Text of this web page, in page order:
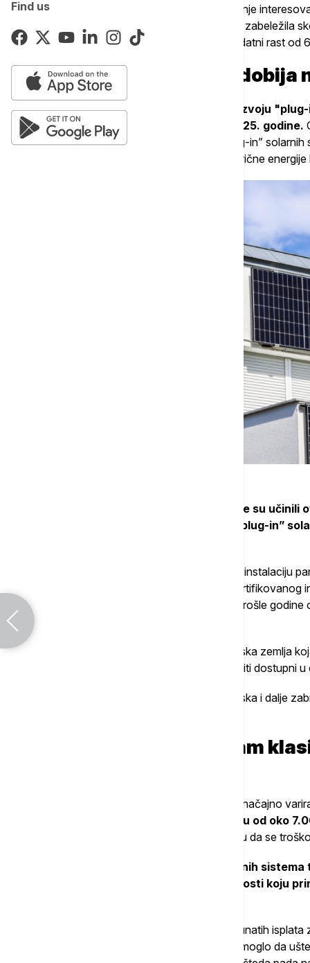
Find usGmbH takođe prijavio gotovo udvostručenje
Kraljevstvu, energetska kompanija EON je zabeležila
između 23. februara i 1. marta, a zatim dodatni rast od
Zašto "plug-in” solar dobija
Nemačka je već dugo predvodnik u razvoju
instaliranih sistema između 2022. i 2025. godine.
podsticajima koji nagrađuju korisnike "plug-in”
garantovanu cenu za svaku jedinicu električne
Ukidanje PDV-a i nagli pad cena takođe su
Ostatak Evrope je sporije prihvatao "plug-in”
Prošlog aprila, Belgija je legalizovala samoinstalaciju
"plug-in” PV sisteme bez angažovanja sertifikovanog
prodaje, a kompanija Tornasol Energy je prošle
Ujedinjeno Kraljevstvo je poslednja evropska zemlja
nedavno je najavljeno da će jeftini paneli biti dostupni
Od 27 članica EU, samo Švedska i Mađarska i dalje
"Plug-in” solar naspram
Cena krovne solarne instalacije u Evropi značajno
Cene se kreću od oko
podsticaje, poput subvencija, koje pomažu da se
Povraćaj investicije kod krovnih solarnih
položaj panela, količinu sunčeve svetlosti koju
Energy Saving Trust kaže da bi, bez uračunatih
u Londonu sa krovnim solarnim panelima moglo da